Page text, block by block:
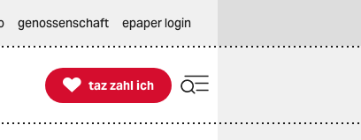
genossenschaft epaper login

taz zahl ich
taz zahl ich